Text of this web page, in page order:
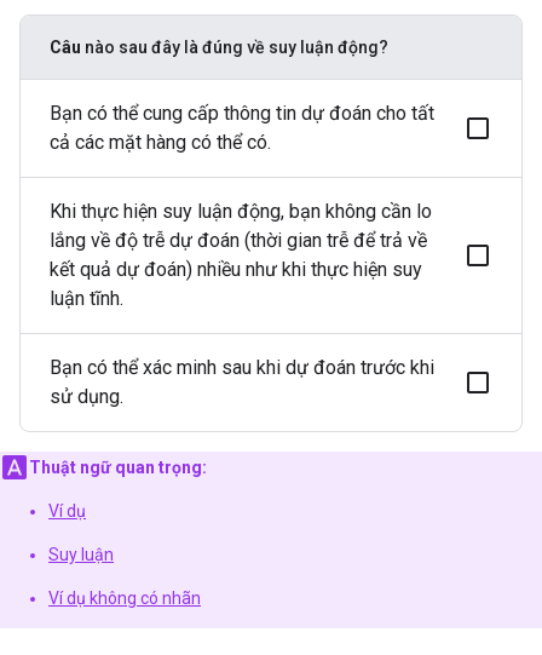
Câu nào sau đây là đúng về suy luận động?
Bạn có thể cung cấp thông tin dự đoán cho tất
cả các mặt hàng có thể có.
Khi thực hiện suy luận động, bạn không cần lo
lắng về độ trễ dự đoán (thời gian trễ để trả về
kết quả dự đoán) nhiều như khi thực hiện suy
luận tĩnh.
Bạn có thể xác minh sau khi dự đoán trước khi
sử dụng.
Thuật ngữ quan trọng:
Ví dụ
Suy luận
Ví dụ không có nhãn